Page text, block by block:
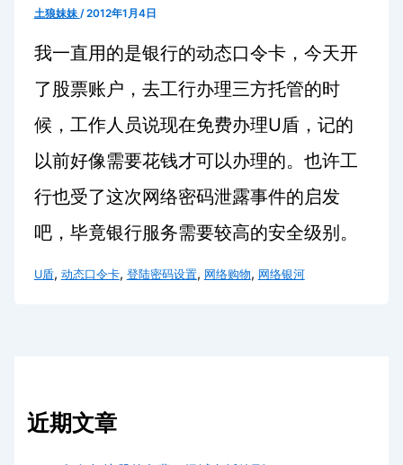
土狼妹妹 /2012年1月4日
我一直用的是银行的动态口令卡，今天开
了股票账户，去工行办理三方托管的时
候，工作人员说现在免费办理U盾，记的
以前好像需要花钱才可以办理的。也许工
行也受了这次网络密码泄露事件的启发
吧，毕竟银行服务需要较高的安全级别。
U盾, 动态口令卡, 登陆密码设置, 网络购物, 网络银河
近期文章